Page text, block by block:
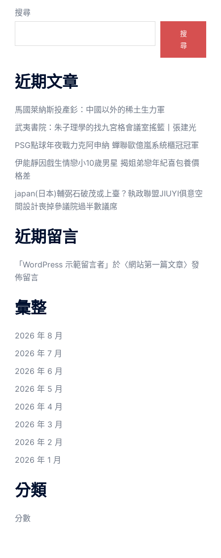
搜尋
搜
尋
近期文章
馬國萊納斯投產釤：中國以外的稀土生力軍
武夷書院：朱子理學的找九宮格會議室搖籃丨張建光
PSG點球年夜戰力克阿申納 蟬聯歐億嵐系統櫃冠冠軍
伊能靜因戲生情戀小10歲男星 揭姐弟戀年紀喜包養價
格差
japan(日本)輔弼石破茂或上臺？執政聯盟JIUYI俱意空
間設計喪掉參議院過半數議席
近期留言
「 WordPress 示範留言者 」於〈網站第一篇文章〉發
佈留言
彙整
2026 年 8 月
2026 年 7 月
2026 年 6 月
2026 年 5 月
2026 年 4 月
2026 年 3 月
2026 年 2 月
2026 年 1 月
分類
分數